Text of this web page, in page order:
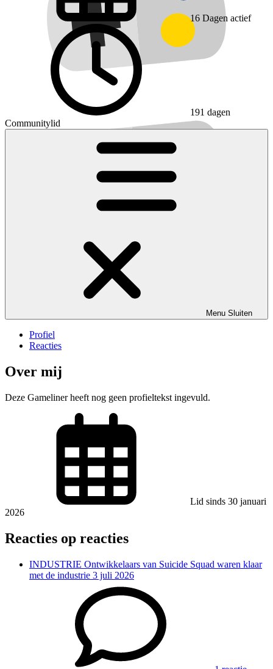
16 Dagen actief
191 dagen
Communitylid
Menu Sluiten
Profiel
Reacties
Over mij
Deze Gameliner heeft nog geen profieltekst ingevuld.
Lid sinds 30 januari
2026
Reacties op reacties
INDUSTRIE Ontwikkelaars van Suicide Squad waren klaar
met de industrie 3 juli 2026